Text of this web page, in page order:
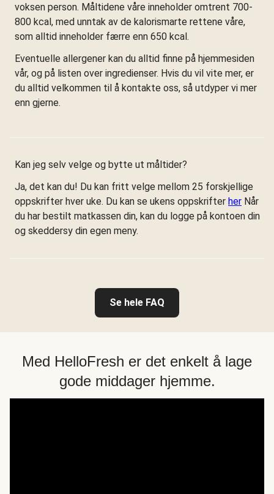
voksen person. Måltidene våre inneholder omtrent 700-
800 kcal, med unntak av de kalorismarte rettene våre,
som alltid inneholder færre enn 650 kcal.
Eventuelle allergener kan du alltid finne på hjemmesiden
vår, og på listen over ingredienser. Hvis du vil vite mer, er
du alltid velkommen til å kontakte oss, så utdyper vi mer
enn gjerne.
Kan jeg selv velge og bytte ut måltider?
Ja, det kan du! Du kan fritt velge mellom 25 forskjellige
oppskrifter hver uke. Du kan se ukens oppskrifter her Når
du har bestilt matkassen din, kan du logge på kontoen din
og skeddersy din egen meny.
Se hele FAQ
Med HelloFresh er det enkelt å lage
gode middager hjemme.